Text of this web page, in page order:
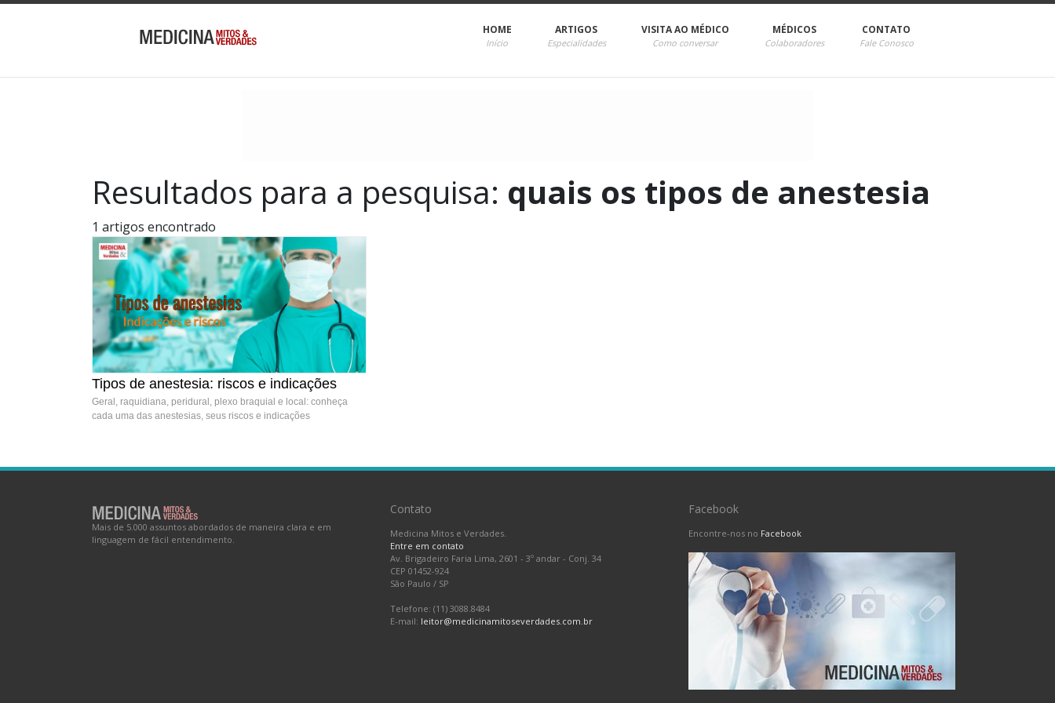
HOME
Início
ARTIGOS
Especialidades
VISITA AO MÉDICO
Como conversar
MÉDICOS
Colaboradores
CONTATO
Fale Conosco
Resultados para a pesquisa: quais os tipos de anestesia
1 artigos encontrado
Tipos de anestesia: riscos e indicações
Tipos de anestesia: riscos e indicações
Geral, raquidiana, peridural, plexo braquial e local: conheça
cada uma das anestesias, seus riscos e indicações
Mais de 5.000 assuntos abordados de maneira clara e em
linguagem de fácil entendimento.
Contato
Medicina Mitos e Verdades.
Entre em contato
Av. Brigadeiro Faria Lima, 2601 - 3º andar - Conj. 34
CEP 01452-924
São Paulo / SP
Telefone: (11) 3088.8484
E-mail: leitor@medicinamitoseverdades.com.br
Facebook
Encontre-nos no Facebook